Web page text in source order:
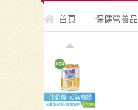
首頁 - 保健營養品